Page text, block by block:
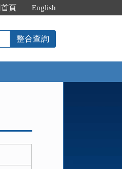
首頁 English
整合查詢